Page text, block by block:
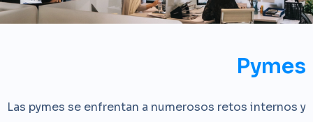
Pymes
Las pymes se enfrentan a numerosos retos internos y